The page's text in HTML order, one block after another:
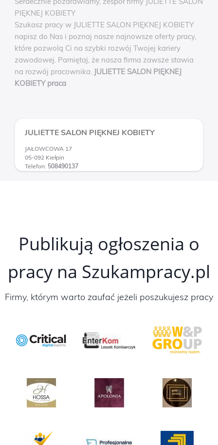
PIĘKNEJ KOBIETY
Szukasz pracy w JULIETTE SALON PIĘKNEJ KOBIETY
napisz do Nas i poznaj nasze najnowsze oferty pracy,
które pozwolą Ci na szybki rozwój Twojej kariery
zawodowej. Pamiętaj, że nasza firma zawsze stawia
na rozwój pracownika. JULIETTE SALON PIĘKNEJ
KOBIETY praca
JULIETTE SALON PIĘKNEJ KOBIETY
JAŁOWCOWA 17
05-092 Kiełpin
Telefon: 508490137
Publikują ogłoszenia o
pracy na Szukampracy.pl
Firmy, którym warto zaufać jeżeli poszukujesz pracy